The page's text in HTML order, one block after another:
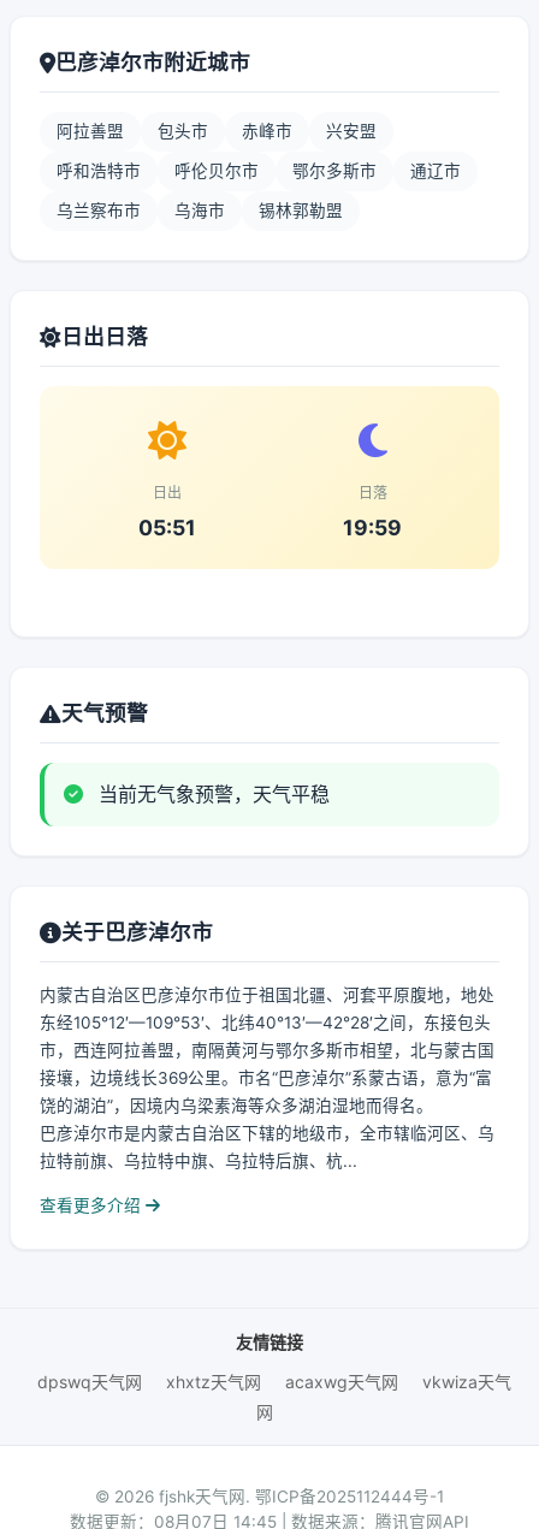
巴彦淖尔市附近城市
阿拉善盟 包头市 赤峰市 兴安盟
呼和浩特市 呼伦贝尔市 鄂尔多斯市 通辽市
乌兰察布市 乌海市 锡林郭勒盟
日出日落
日出
05:51
日落
19:59
天气预警
当前无气象预警，天气平稳
关于巴彦淖尔市
内蒙古自治区巴彦淖尔市位于祖国北疆、河套平原腹地，地处
东经105°12′—109°53′、北纬40°13′—42°28′之间，东接包头
市，西连阿拉善盟，南隔黄河与鄂尔多斯市相望，北与蒙古国
接壤，边境线长369公里。市名“巴彦淖尔”系蒙古语，意为“富
饶的湖泊”，因境内乌梁素海等众多湖泊湿地而得名。
巴彦淖尔市是内蒙古自治区下辖的地级市，全市辖临河区、乌
拉特前旗、乌拉特中旗、乌拉特后旗、杭...
查看更多介绍
友情链接
dpswq天气网
xhxtz天气网 acaxwg天气网
vkwiza天气
网
© 2026 fjshk天气网. 鄂ICP备2025112444号-1
数据更新：08月07日 14:45 | 数据来源：腾讯官网API